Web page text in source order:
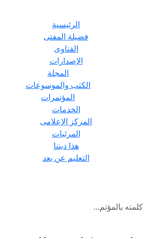
الرئيسية
فضيلة المفتى
الفتاوى
الإصدارات
المجلة
الكتب والموسوعات
المؤتمرات
الخدمات
المركز الإعلامى
المرئيات
هذا ديننا
التعليم عن بعد
بالمؤتم...